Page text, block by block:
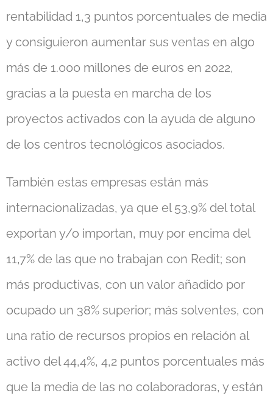
rentabilidad 1,3 puntos porcentuales de media
y consiguieron aumentar sus ventas en algo
más de 1.000 millones de euros en 2022,
gracias a la puesta en marcha de los
proyectos activados con la ayuda de alguno
de los centros tecnológicos asociados.
También estas empresas están más
internacionalizadas, ya que el 53,9% del total
exportan y/o importan, muy por encima del
11,7% de las que no trabajan con Redit; son
más productivas, con un valor añadido por
ocupado un 38% superior; más solventes, con
una ratio de recursos propios en relación al
activo del 44,4%, 4,2 puntos porcentuales más
que la media de las no colaboradoras, y están